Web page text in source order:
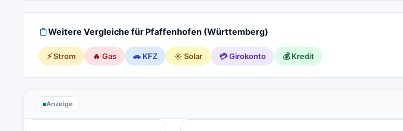
Weitere Vergleiche für Pfaffenhofen (Württemberg)
⚡ Strom 🔥 Gas 🚗 KFZ ☀️ Solar 💳 Girokonto 💰 Kredit
Anzeige